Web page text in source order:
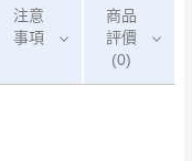
注意
事項
商品
評價
(0)